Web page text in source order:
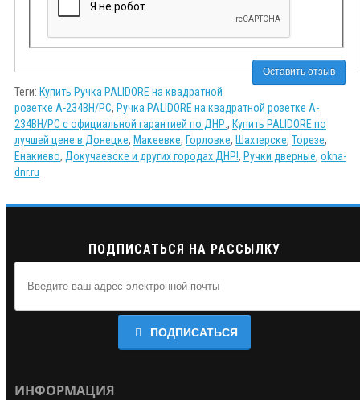
Оставить отзыв
Теги: Купить Ручка PALIDORE на квадратной
розетке A-234BH/PC, Ручка PALIDORE на квадратной розетке A-
234BH/PC с официальной гарантией по ДНР. , Купить PALIDORE по
лучшей цене в Донецке, Макеевке, Горловке, Шахтерске, Торезе,
Енакиево, Докучаевске и других городах ДНР!, Ручки дверные, okna-
dnr.ru
ПОДПИСАТЬСЯ НА РАССЫЛКУ
ПОДПИСАТЬСЯ
ИНФОРМАЦИЯ